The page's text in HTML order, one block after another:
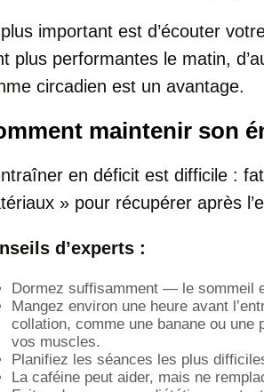
important est d’écouter
plus performantes le matin,
circadien est un avantage.
maintenir son
en déficit est difficile :
» pour récupérer après
d’experts :
Dormez suffisamment — le sommeil
Mangez environ une heure avant
collation, comme une banane ou une
vos muscles.
Planifiez les séances les plus
La caféine peut aider, mais ne